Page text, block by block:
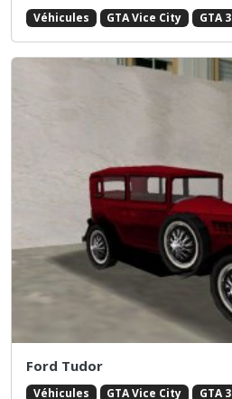
Véhicules GTA Vice City GTA 3
Ford Tudor
Véhicules GTA Vice City GTA 3